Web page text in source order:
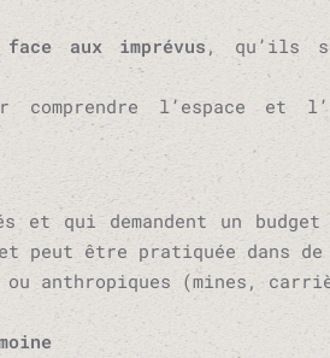
aux imprévus, qu’ils
comprendre l’espace et
qui demandent un
être pratiquée dans de
anthropiques (mines,